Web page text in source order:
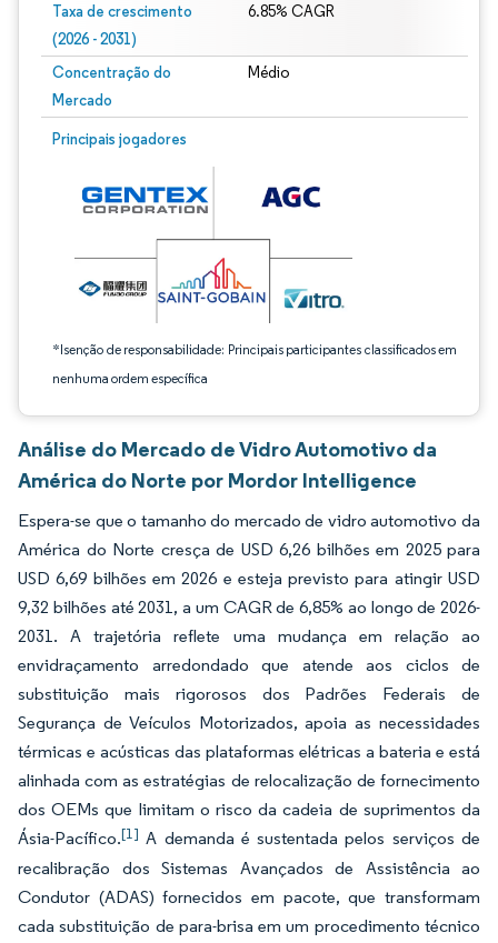
Taxa de crescimento
(2026 - 2031)
6.85% CAGR
Concentração do
Mercado
Médio
Principais jogadores
*Isenção de responsabilidade: Principais participantes classificados em
nenhuma ordem específica
Imagem © Mordor Intelligence. O reuso requer atribuição conforme CC BY 4.0.
Análise do Mercado de Vidro Automotivo da
América do Norte por Mordor Intelligence
Espera-se que o tamanho do mercado de vidro automotivo da
América do Norte cresça de USD 6,26 bilhões em 2025 para
USD 6,69 bilhões em 2026 e esteja previsto para atingir USD
9,32 bilhões até 2031, a um CAGR de 6,85% ao longo de 2026-
2031. A trajetória reflete uma mudança em relação ao
envidraçamento arredondado que atende aos ciclos de
substituição mais rigorosos dos Padrões Federais de
Segurança de Veículos Motorizados, apoia as necessidades
térmicas e acústicas das plataformas elétricas a bateria e está
alinhada com as estratégias de relocalização de fornecimento
dos OEMs que limitam o risco da cadeia de suprimentos da
Ásia-Pacífico.[1] A demanda é sustentada pelos serviços de
recalibração dos Sistemas Avançados de Assistência ao
Condutor (ADAS) fornecidos em pacote, que transformam
cada substituição de para-brisa em um procedimento técnico